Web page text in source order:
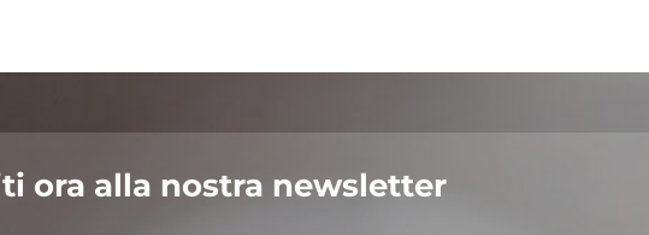
ora alla nostra newsletter